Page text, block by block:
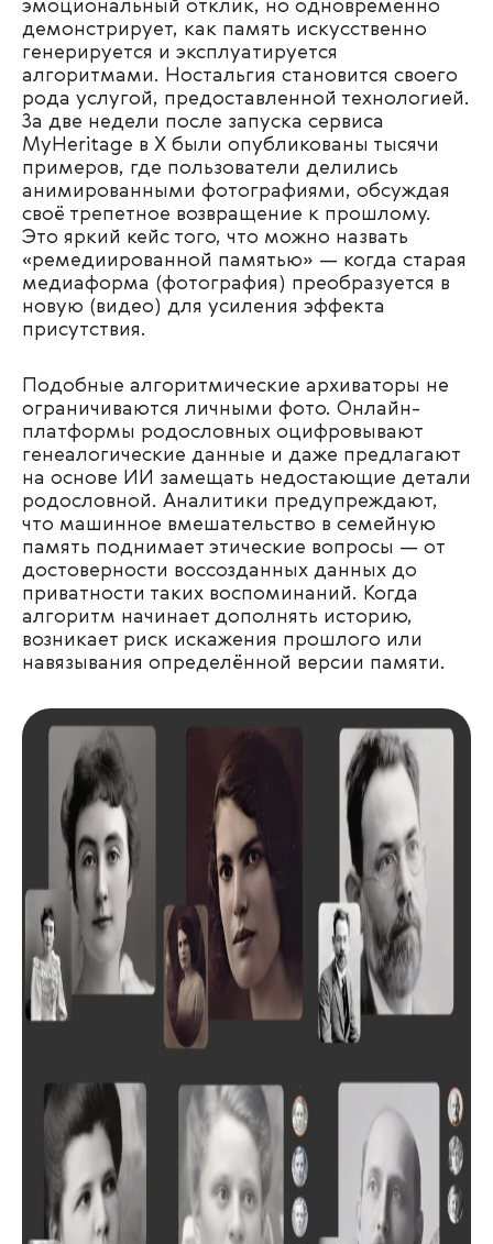
эмоциональный отклик, но одновременно
демонстрирует, как память искусственно
генерируется и эксплуатируется
алгоритмами. Ностальгия становится своего
рода услугой, предоставленной технологией.
За две недели после запуска сервиса
MyHeritage в Х были опубликованы тысячи
примеров, где пользователи делились
анимированными фотографиями, обсуждая
своё трепетное возвращение к прошлому.
Это яркий кейс того, что можно назвать
«ремедиированной памятью» — когда старая
медиаформа (фотография) преобразуется в
новую (видео) для усиления эффекта
присутствия.
Подобные алгоритмические архиваторы не
ограничиваются личными фото. Онлайн-
платформы родословных оцифровывают
генеалогические данные и даже предлагают
на основе ИИ замещать недостающие детали
родословной. Аналитики предупреждают,
что машинное вмешательство в семейную
память поднимает этические вопросы — от
достоверности воссозданных данных до
приватности таких воспоминаний. Когда
алгоритм начинает дополнять историю,
возникает риск искажения прошлого или
навязывания определённой версии памяти.